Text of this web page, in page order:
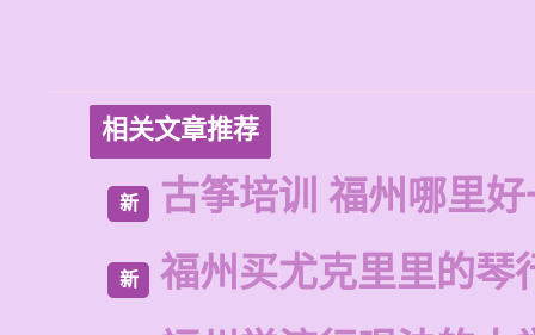
相关文章推荐
新 古筝培训 福州哪里
新
福州买尤克里里的琴